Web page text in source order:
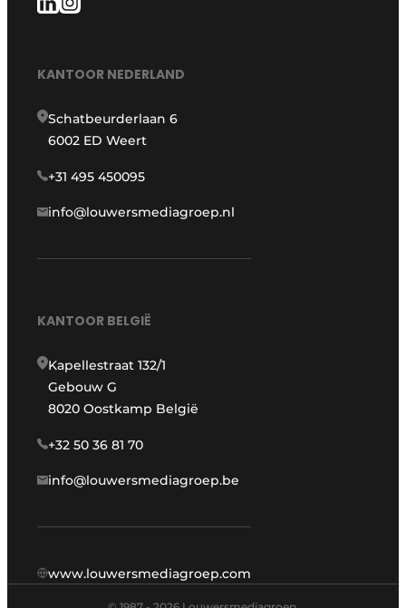
KANTOOR NEDERLAND
Schatbeurderlaan 6
6002 ED Weert
+31 495 450095
info@louwersmediagroep.nl
KANTOOR BELGIË
Kapellestraat 132/1
Gebouw G
8020 Oostkamp België
+32 50 36 81 70
info@louwersmediagroep.be
www.louwersmediagroep.com